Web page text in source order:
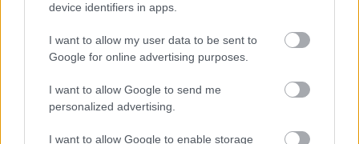
device identifiers in apps.
I want to allow my user data to be sent to
Google for online advertising purposes.
I want to allow Google to send me
personalized advertising.
I want to allow Google to enable storage